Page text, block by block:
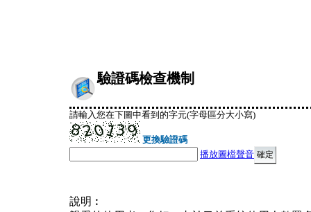
驗證碼檢查機制
請輸入您在下圖中看到的字元(字母區分大小寫)
更換驗證碼
播放圖檔聲音
說明︰